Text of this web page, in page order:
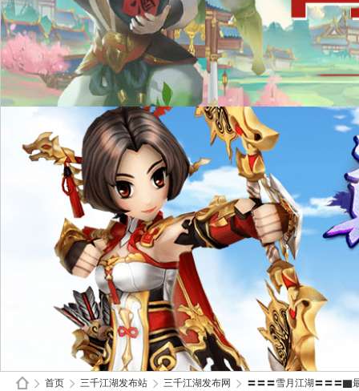
首页 三千江湖发布站 三千江湖发布网 〓〓〓雪月江湖〓〓〓▇